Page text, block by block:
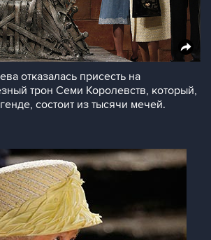
отказалась присесть на
трон Семи Королевств, который,
состоит из тысячи мечей.